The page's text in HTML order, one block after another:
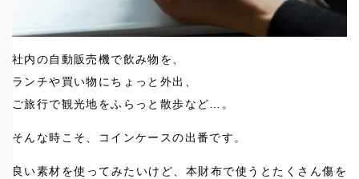
社内の自動販売機で飲み物を、
ランチや買い物にちょっと外出、
ご旅行で観光地をふらっと散歩など…。
そんな時こそ、コインケースの出番です。
良い素材を使ってみたいけど、本財布で使うとたくさん傷を